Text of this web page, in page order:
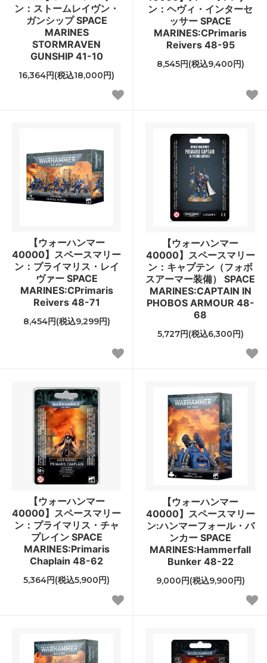
ン：ストームレイヴン・
ガンシップ SPACE
MARINES
STORMRAVEN
GUNSHIP 41-10
16,364円(税込18,000円)
ン：ヘヴィ・インターセ
ッサー SPACE
MARINES:CPrimaris
Reivers 48-95
8,545円(税込9,400円)
【ウォーハンマー
40000】スペースマリー
ン：プライマリス・レイ
ヴァー SPACE
MARINES:CPrimaris
Reivers 48-71
8,454円(税込9,299円)
【ウォーハンマー
40000】スペースマリー
ン：キャプテン（フォボ
スアーマー装備） SPACE
MARINES:CAPTAIN IN
PHOBOS ARMOUR 48-
68
5,727円(税込6,300円)
【ウォーハンマー
40000】スペースマリー
ン：プライマリス・チャ
プレイン SPACE
MARINES:Primaris
Chaplain 48-62
5,364円(税込5,900円)
【ウォーハンマー
40000】スペースマリー
ン:ハンマーフォール・バ
ンカー SPACE
MARINES:Hammerfall
Bunker 48-22
9,000円(税込9,900円)